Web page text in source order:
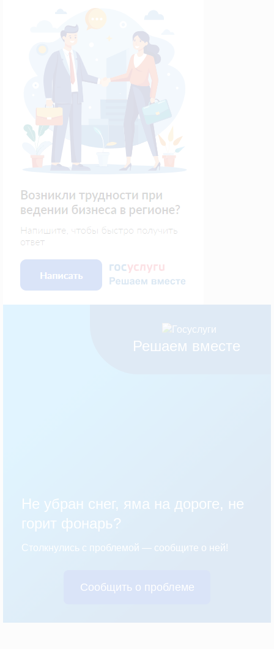
Решаем вместе
Не убран снег, яма на дороге, не
горит фонарь?
Столкнулись с проблемой — сообщите о ней!
Сообщить о проблеме